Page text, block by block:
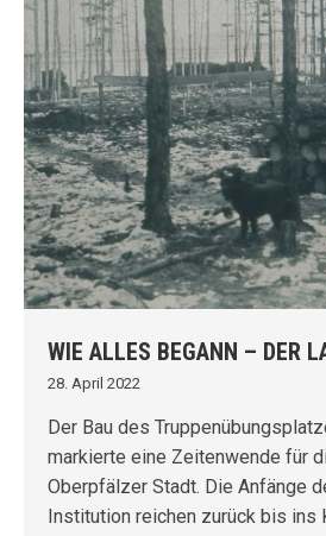
WIE ALLES BEGANN – DER
28. April 2022
Der Bau des
markierte eine Zeitenwende für
Oberpfälzer Stadt. Die Anfänge
Institution reichen zurück bis ins